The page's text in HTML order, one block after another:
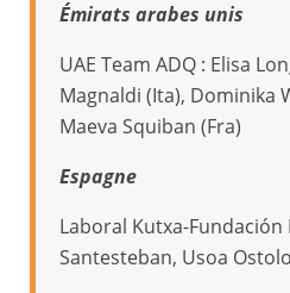
Émirats arabes unis
UAE Team ADQ : Elisa
Magnaldi (Ita), Dominika
Maeva Squiban (Fra)
Espagne
Laboral Kutxa-Fundación
Santesteban, Usoa